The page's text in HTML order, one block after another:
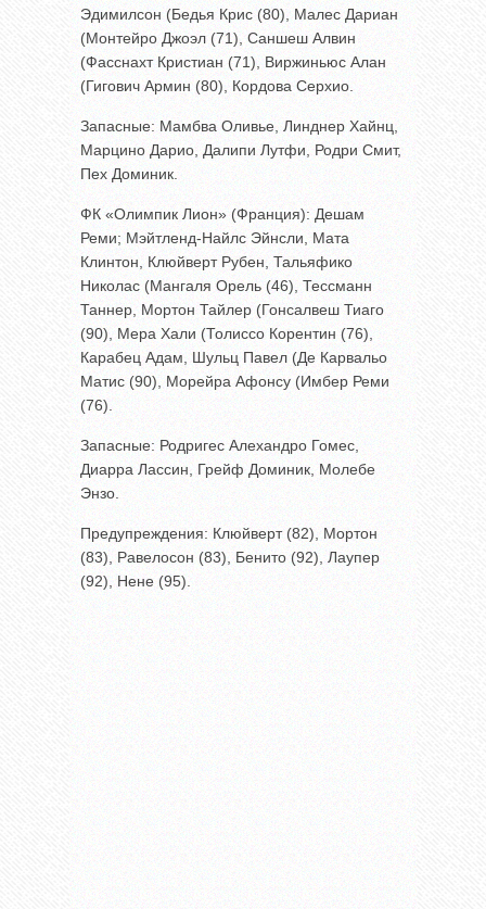
Эдимилсон (Бедья Крис (80), Малес Дариан
(Монтейро Джоэл (71), Саншеш Алвин
(Фасснахт Кристиан (71), Виржиньюс Алан
(Гигович Армин (80), Кордова Серхио.
Запасные: Мамбва Оливье, Линднер Хайнц,
Марцино Дарио, Далипи Лутфи, Родри Смит,
Пех Доминик.
ФК «Олимпик Лион» (Франция): Дешам
Реми; Мэйтленд-Найлс Эйнсли, Мата
Клинтон, Клюйверт Рубен, Тальяфико
Николас (Мангаля Орель (46), Тессманн
Таннер, Мортон Тайлер (Гонсалвеш Тиаго
(90), Мера Хали (Толиссо Корентин (76),
Карабец Адам, Шульц Павел (Де Карвальо
Матис (90), Морейра Афонсу (Имбер Реми
(76).
Запасные: Родригес Алехандро Гомес,
Диарра Лассин, Грейф Доминик, Молебе
Энзо.
Предупреждения: Клюйверт (82), Мортон
(83), Равелосон (83), Бенито (92), Лаупер
(92), Нене (95).